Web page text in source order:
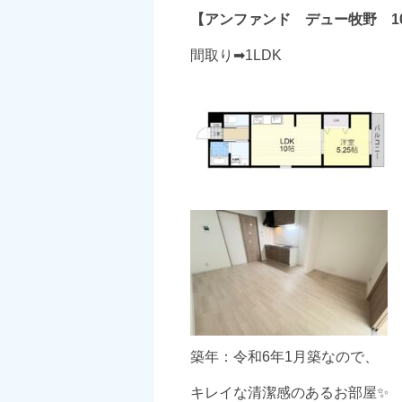
【アンファンド デュー牧野
間取り➡1LDK
築年：令和6年1月築なので、
キレイな清潔感のあるお部屋✨